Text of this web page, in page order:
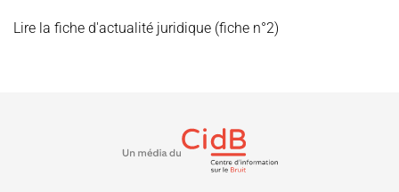
Lire la fiche d'actualité juridique (fiche n°2)